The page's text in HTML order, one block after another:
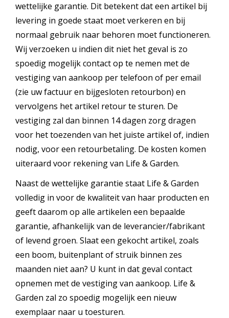
wettelijke garantie. Dit betekent dat een artikel bij
levering in goede staat moet verkeren en bij
normaal gebruik naar behoren moet functioneren.
Wij verzoeken u indien dit niet het geval is zo
spoedig mogelijk contact op te nemen met de
vestiging van aankoop per telefoon of per email
(zie uw factuur en bijgesloten retourbon) en
vervolgens het artikel retour te sturen. De
vestiging zal dan binnen 14 dagen zorg dragen
voor het toezenden van het juiste artikel of, indien
nodig, voor een retourbetaling. De kosten komen
uiteraard voor rekening van Life & Garden.
Naast de wettelijke garantie staat Life & Garden
volledig in voor de kwaliteit van haar producten en
geeft daarom op alle artikelen een bepaalde
garantie, afhankelijk van de leverancier/fabrikant
of levend groen. Slaat een gekocht artikel, zoals
een boom, buitenplant of struik binnen zes
maanden niet aan? U kunt in dat geval contact
opnemen met de vestiging van aankoop. Life &
Garden zal zo spoedig mogelijk een nieuw
exemplaar naar u toesturen.